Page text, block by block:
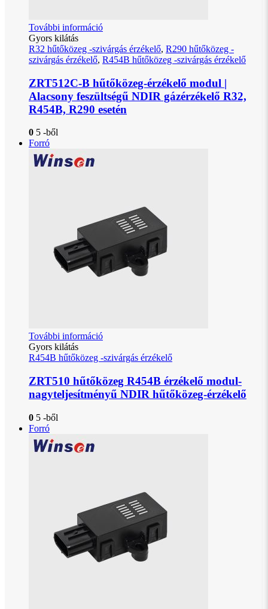
További információ
Gyors kilátás
R32 hűtőközeg -szivárgás érzékelő, R290 hűtőközeg -
szivárgás érzékelő, R454B hűtőközeg -szivárgás érzékelő
ZRT512C-B hűtőközeg-érzékelő modul |
Alacsony feszültségű NDIR gázérzékelő R32,
R454B, R290 esetén
0 5 -ből
Forró
További információ
Gyors kilátás
R454B hűtőközeg -szivárgás érzékelő
ZRT510 hűtőközeg R454B érzékelő modul-
nagyteljesítményű NDIR hűtőközeg-érzékelő
0 5 -ből
Forró